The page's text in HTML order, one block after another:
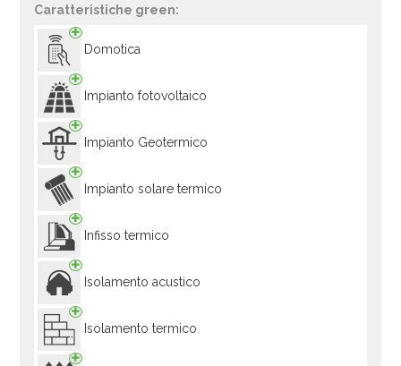
Caratteristiche green:
Domotica
Impianto fotovoltaico
Impianto Geotermico
Impianto solare termico
Infisso termico
Isolamento acustico
Isolamento termico